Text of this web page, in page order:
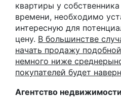
квартиры у
времени, необходимо
интересную для
цену. В большинстве
начать продажу
немного ниже средне
покупателей будет
Агентство